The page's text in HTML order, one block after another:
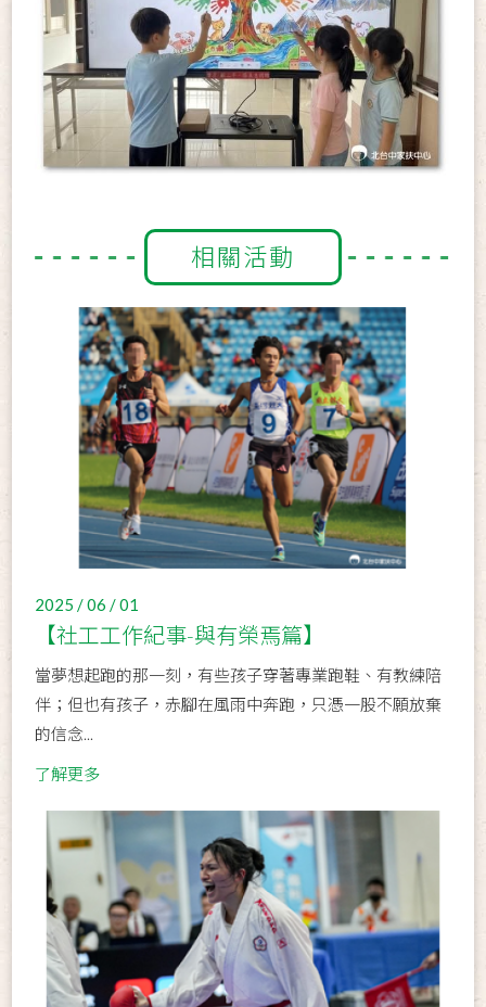
相關活動
2025 / 06 / 01
【社工工作紀事-與有榮焉篇】
當夢想起跑的那一刻，有些孩子穿著專業跑鞋、有教練陪
伴；但也有孩子，赤腳在風雨中奔跑，只憑一股不願放棄
的信念...
了解更多